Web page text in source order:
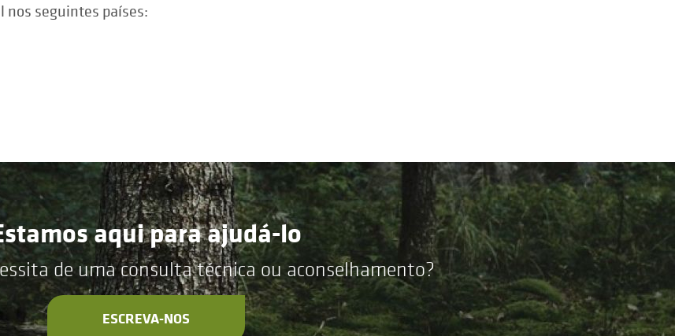
nos seguintes países:
aqui para ajudá-lo
de uma consulta técnica ou aconselhamento?
ESCREVA-NOS